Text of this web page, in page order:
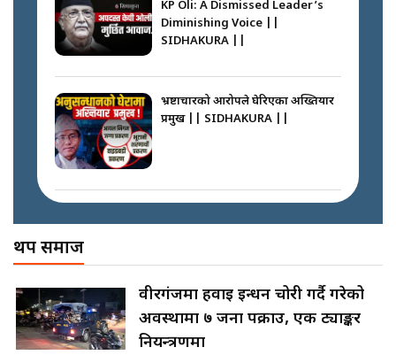
साढे २ अर्बका स्वकीय ! सांसदलाई
स्वकीय सचिव ठिक कि बेठिक ?||
छैन खाली बेड || SIDHAKURA ||
|| Court Grievances Directly to
the Supreme Court ||
SIDHAKURA
इनड्राइभ || SIDHAKURA ||
राष्ट्रिय सवालमा ९ दल एकजुट ||
Prachanda, Rabi, Gagan Stand
on the Same Page ||
SIDHAKURA ||
KP Oli: A Dismissed Leader’s
Diminishing Voice ||
SIDHAKURA ||
भ्रष्टाचारको आरोपले घेरिएका अख्तियार
प्रमुख || SIDHAKURA ||
SIDHAKURA
पोप्पोको पासोः कमाउने लोभमा घरबार नै
उठिबास | The Dark Side of
थप समाज
वीरगंजमा हवाई इन्धन चोरी गर्दै गरेको
अवस्थामा ७ जना पक्राउ, एक ट्याङ्कर
नियन्त्रणमा